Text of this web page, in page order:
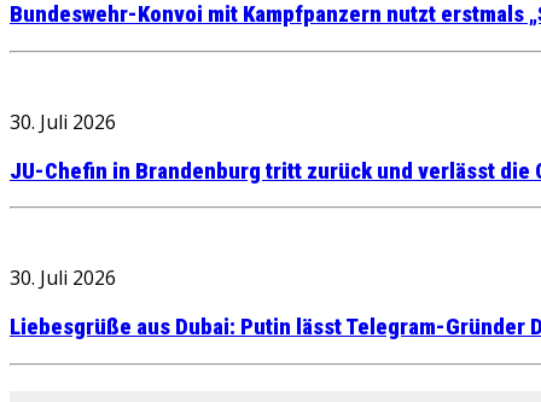
Bundeswehr-Konvoi mit Kampfpanzern nutzt erstmals
30. Juli 2026
JU-Chefin in Brandenburg tritt zurück und verlässt die
30. Juli 2026
Liebesgrüße aus Dubai: Putin lässt Telegram-Gründer